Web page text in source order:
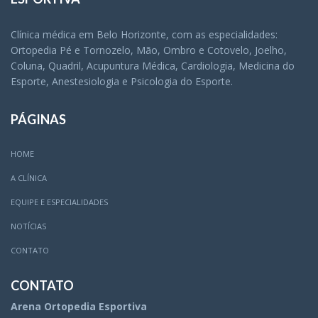
Clínica médica em Belo Horizonte, com as especialidades:
Ortopedia Pé e Tornozelo, Mão, Ombro e Cotovelo, Joelho,
Coluna, Quadril, Acupuntura Médica, Cardiologia, Medicina do
Esporte, Anestesiologia e Psicologia do Esporte.
PÁGINAS
HOME
A CLÍNICA
EQUIPE E ESPECIALIDADES
NOTÍCIAS
CONTATO
CONTATO
Arena Ortopedia Esportiva